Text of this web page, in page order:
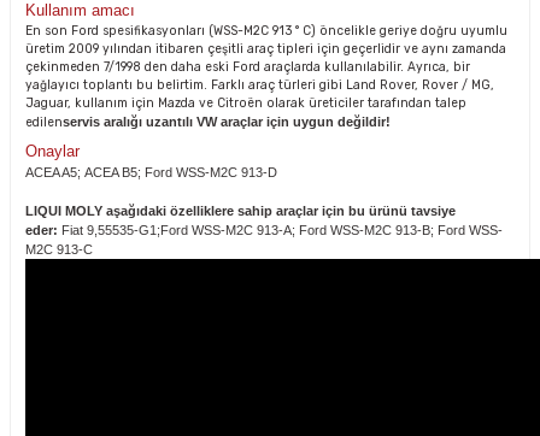
Kullanım amacı
En son Ford spesifikasyonları (WSS-M2C 913 ° C) öncelikle geriye doğru uyumlu
üretim 2009 yılından itibaren çeşitli araç tipleri için geçerlidir ve aynı zamanda
çekinmeden 7/1998 den daha eski Ford araçlarda kullanılabilir. Ayrıca, bir
yağlayıcı toplantı bu belirtim. Farklı araç türleri gibi Land Rover, Rover / MG,
Jaguar, kullanım için Mazda ve Citroën olarak üreticiler tarafından talep
edilenservis aralığı uzantılı VW araçlar için uygun değildir!
Onaylar
ACEA A5; ACEA B5; Ford WSS-M2C 913-D
LIQUI MOLY aşağıdaki özelliklere sahip araçlar için bu ürünü tavsiye
eder: Fiat 9,55535-G1;Ford WSS-M2C 913-A; Ford WSS-M2C 913-B; Ford WSS-
M2C 913-C